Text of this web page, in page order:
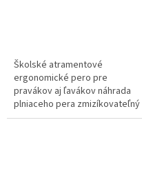
Školské atramentové
ergonomické pero pre
pravákov aj ľavákov náhrada
plniaceho pera zmizíkovateľný
atrament obsah atramentu